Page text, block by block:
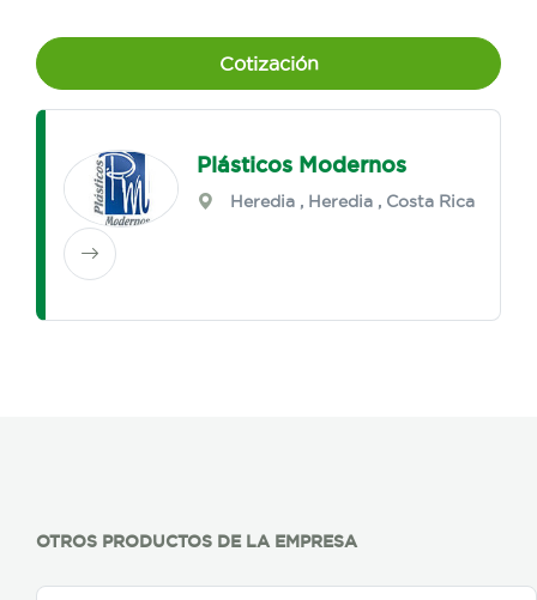
Cotización
Plásticos Modernos
Heredia , Heredia , Costa Rica
OTROS PRODUCTOS DE LA EMPRESA